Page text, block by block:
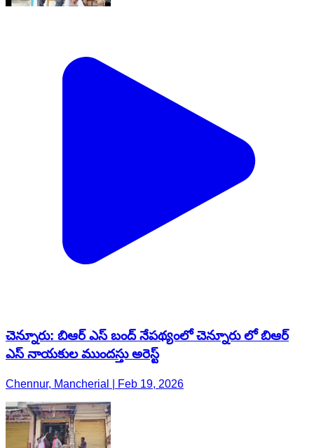
చెన్నూరు: బిఆర్ ఎస్ బంద్ నేపథ్యంలో చెన్నూరు లో బిఆర్
ఎస్ నాయకుల ముందస్తు అరెస్ట్
Chennur, Mancherial | Feb 19, 2026